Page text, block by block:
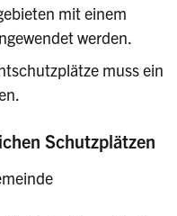
mit einem
werden.
muss ein
Schutzplätzen